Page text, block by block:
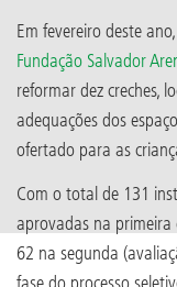
Em fevereiro deste
Fundação Salvador
reformar dez creches,
adequações dos
ofertado para as
Com o total de 131
aprovadas na primeira
62 na segunda